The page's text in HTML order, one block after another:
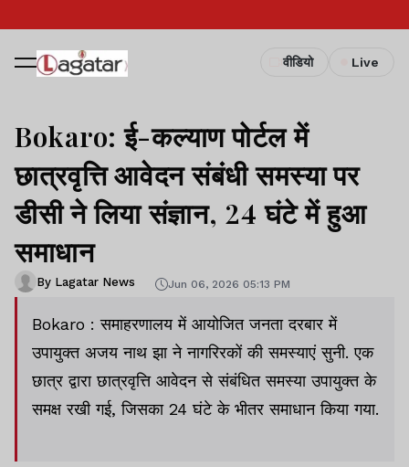
वीडियो Live
Bokaro: ई-कल्याण पोर्टल में
छात्रवृत्ति आवेदन संबंधी समस्या पर
डीसी ने लिया संज्ञान, 24 घंटे में हुआ
समाधान
By Lagatar News Jun 06, 2026 05:13 PM
Bokaro : समाहरणालय में आयोजित जनता दरबार में
उपायुक्त अजय नाथ झा ने नागरिरकों की समस्याएं सुनी. एक
छात्र द्वारा छात्रवृत्ति आवेदन से संबंधित समस्या उपायुक्त के
समक्ष रखी गई, जिसका 24 घंटे के भीतर समाधान किया गया.